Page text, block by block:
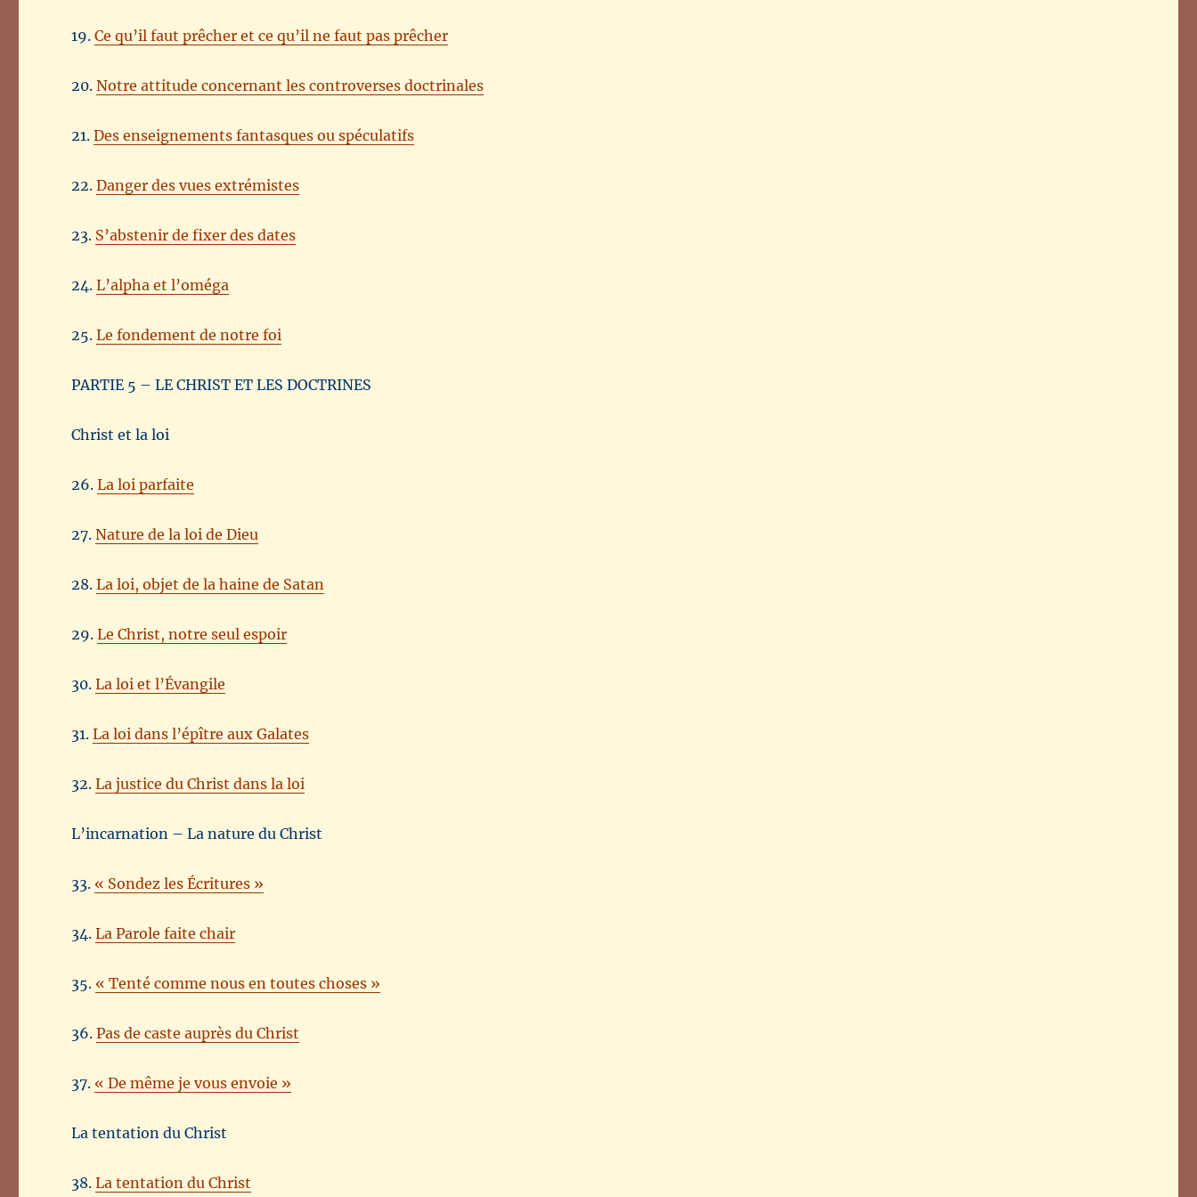
19.Ce qu’il faut prêcher et ce qu’il ne faut pas prêcher
20.Notre attitude concernant les controverses doctrinales
21.Des enseignements fantasques ou spéculatifs
22.Danger des vues extrémistes
23. S’abstenir de fixer des dates
24.L’alpha et l’oméga
25.Le fondement de notre foi
PARTIE 5 – LE CHRIST ET LES DOCTRINES
Christ et la loi
26.La loi parfaite
27.Nature de la loi de Dieu
28.La loi, objet de la haine de Satan
29.Le Christ, notre seul espoir
30.La loi et l’Évangile
31.La loi dans l’épître aux Galates
32.La justice du Christ dans la loi
L’incarnation – La nature du Christ
33. « Sondez les Écritures »
34.La Parole faite chair
35. « Tenté comme nous en toutes choses »
36.Pas de caste auprès du Christ
37. « De même je vous envoie »
La tentation du Christ
38.La tentation du Christ